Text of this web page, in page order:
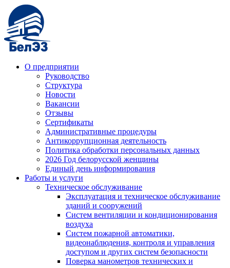
О предприятии
Руководство
Структура
Новости
Вакансии
Отзывы
Сертификаты
Административные процедуры
Антикоррупционная деятельность
Политика обработки персональных данных
2026 Год белорусской женщины
Единый день информирования
Работы и услуги
Техническое обслуживание
Эксплуатация и техническое обслуживание
зданий и сооружений
Систем вентиляции и кондиционирования
воздуха
Систем пожарной автоматики,
видеонаблюдения, контроля и управления
доступом и других систем безопасности
Поверка манометров технических и